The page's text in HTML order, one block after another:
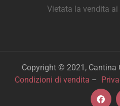
Vietata la vendita
Copyright © 2021, Cantina
Condizioni di vendita –